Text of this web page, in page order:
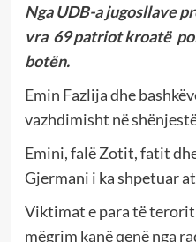
Nga UDB-a jugosllave
vra 69 patriot kroatë
botën.
Emin Fazlija dhe
vazhdimisht në
Emini, falë Zotit, fatit
Gjermani i ka shpetuar
Viktimat e para të
mëgrim kanë qenë nga